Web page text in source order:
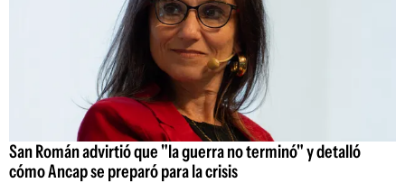
San Román advirtió que "la guerra no terminó" y detalló
cómo Ancap se preparó para la crisis